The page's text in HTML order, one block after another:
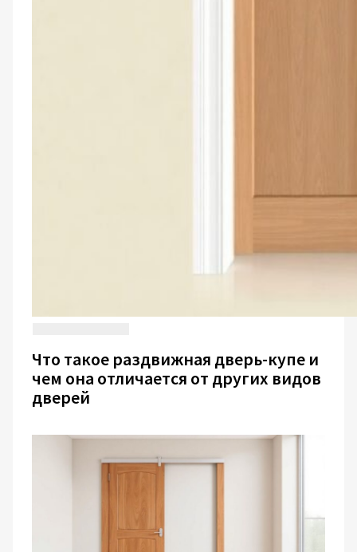
Что такое раздвижная дверь-купе и
чем она отличается от других видов
дверей